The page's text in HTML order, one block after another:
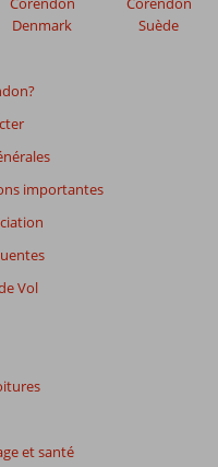
importantes
Vol
et santé
Denmark
Suède